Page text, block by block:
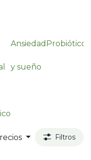
Ansiedad
y sueño
Probióticos
Filtros